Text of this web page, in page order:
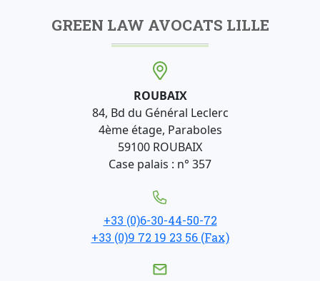
GREEN LAW AVOCATS LILLE
ROUBAIX
84, Bd du Général Leclerc
4ème étage, Paraboles
59100 ROUBAIX
Case palais : n° 357
+33 (0)6-30-44-50-72
+33 (0)9 72 19 23 56 (Fax)